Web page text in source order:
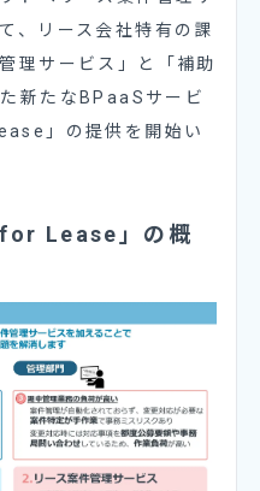
、リース会社特有の課
理サービス」と「補助
新たなBPaaSサービ
」の提供を開始い
for Lease」の概